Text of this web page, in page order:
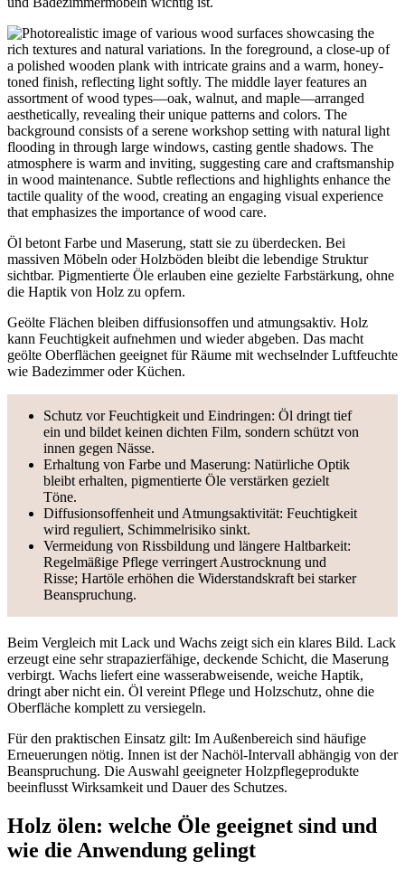
Öl betont Farbe und Maserung, statt sie zu überdecken. Bei
massiven Möbeln oder Holzböden bleibt die lebendige Struktur
sichtbar. Pigmentierte Öle erlauben eine gezielte Farbstärkung, ohne
die Haptik von Holz zu opfern.
Geölte Flächen bleiben diffusionsoffen und atmungsaktiv. Holz
kann Feuchtigkeit aufnehmen und wieder abgeben. Das macht
geölte Oberflächen geeignet für Räume mit wechselnder Luftfeuchte
wie Badezimmer oder Küchen.
Schutz vor Feuchtigkeit und Eindringen: Öl dringt tief
ein und bildet keinen dichten Film, sondern schützt von
innen gegen Nässe.
Erhaltung von Farbe und Maserung: Natürliche Optik
bleibt erhalten, pigmentierte Öle verstärken gezielt
Töne.
Diffusionsoffenheit und Atmungsaktivität: Feuchtigkeit
wird reguliert, Schimmelrisiko sinkt.
Vermeidung von Rissbildung und längere Haltbarkeit:
Regelmäßige Pflege verringert Austrocknung und
Risse; Hartöle erhöhen die Widerstandskraft bei starker
Beanspruchung.
Beim Vergleich mit Lack und Wachs zeigt sich ein klares Bild. Lack
erzeugt eine sehr strapazierfähige, deckende Schicht, die Maserung
verbirgt. Wachs liefert eine wasserabweisende, weiche Haptik,
dringt aber nicht ein. Öl vereint Pflege und Holzschutz, ohne die
Oberfläche komplett zu versiegeln.
Für den praktischen Einsatz gilt: Im Außenbereich sind häufige
Erneuerungen nötig. Innen ist der Nachöl-Intervall abhängig von der
Beanspruchung. Die Auswahl geeigneter Holzpflegeprodukte
beeinflusst Wirksamkeit und Dauer des Schutzes.
Holz ölen: welche Öle geeignet sind und
wie die Anwendung gelingt